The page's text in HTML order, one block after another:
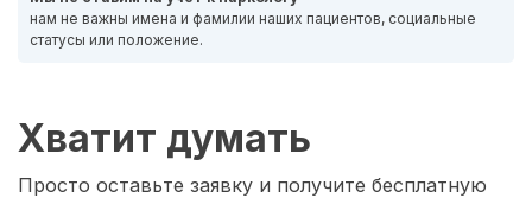
нам не важны имена и фамилии наших пациентов, социальные
статусы или положение.
Хватит думать
Просто оставьте заявку и получите бесплатную